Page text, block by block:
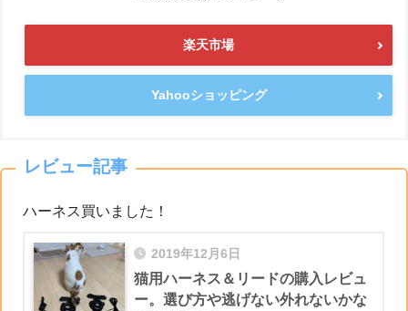
楽天市場
Yahooショッピング
レビュー記事
ハーネス買いました！
2019年12月6日
猫用ハーネス＆リードの購入レビュ
ー。選び方や逃げない外れないかな